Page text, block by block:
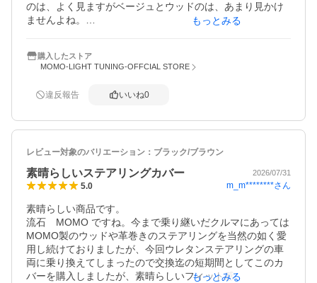
のは、よく見ますがベージュとウッドのは、あまり見かけ
ませんよね。
は、付属のプラスチック形崩れ防止パーツを付けたまま付
属の保存袋に入れて保管しておきます。またその内付けた
もっとみる
購入したストア
MOMO-LIGHT TUNING-OFFCIAL STORE
違反報告 いいね0
レビュー対象のバリエーション： ブラック/ブラウン
素晴らしいステアリングカバー 2026/07/31
5.0 m_m********さん
素晴らしい商品です。
流石　MOMO ですね。今まで乗り継いだクルマにあっては
MOMO製のウッドや革巻きのステアリングを当然の如く愛
用し続けておりましたが、今回ウレタンステアリングの車
両に乗り換えてしまったので交換迄の短期間としてこのカ
バーを購入しましたが、素晴らしいフィット感と手触りに
もっとみる